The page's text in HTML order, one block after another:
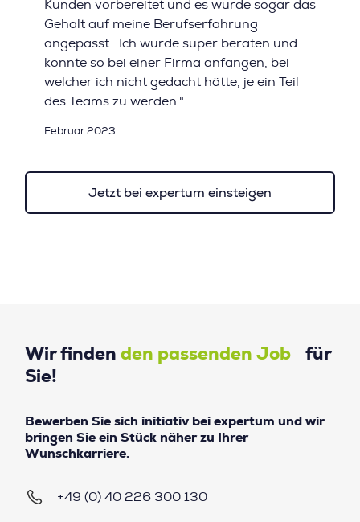
Kunden vorbereitet und es wurde sogar das
Gehalt auf meine Berufserfahrung
angepasst...Ich wurde super beraten und
konnte so bei einer Firma anfangen, bei
welcher ich nicht gedacht hätte, je ein Teil
des Teams zu werden."
Februar 2023
Jetzt bei expertum einsteigen
Wir finden den passenden Job für
Sie!
Bewerben Sie sich initiativ bei expertum und wir
bringen Sie ein Stück näher zu Ihrer
Wunschkarriere.
+49 (0) 40 226 300 130